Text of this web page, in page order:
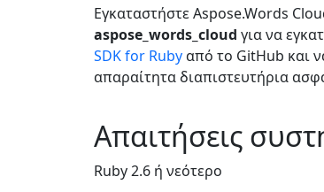
Εγκαταστήστε Aspose.Words
aspose_words_cloud για να
SDK for Rubyαπό το GitHub και
απαραίτητα διαπιστευτήρια
Απαιτήσεις
Ruby 2.6 ή νεότερο